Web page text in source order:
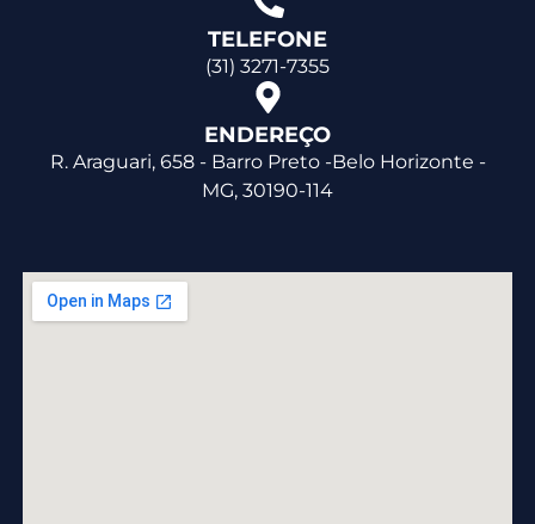
TELEFONE
(31) 3271-7355
ENDEREÇO
R. Araguari, 658 - Barro Preto -Belo Horizonte -
MG, 30190-114